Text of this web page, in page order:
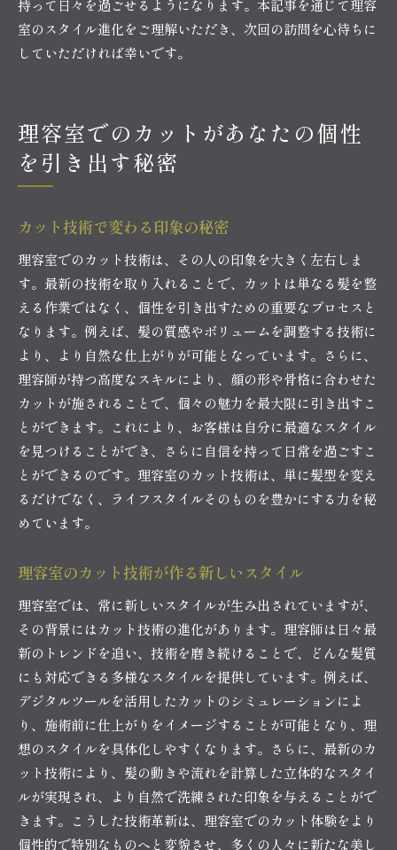
持って日々を過ごせるようになります。本記事を通じて理容
室のスタイル進化をご理解いただき、次回の訪問を心待ちに
していただければ幸いです。
理容室でのカットがあなたの個性
を引き出す秘密
カット技術で変わる印象の秘密
理容室でのカット技術は、その人の印象を大きく左右しま
す。最新の技術を取り入れることで、カットは単なる髪を整
える作業ではなく、個性を引き出すための重要なプロセスと
なります。例えば、髪の質感やボリュームを調整する技術に
より、より自然な仕上がりが可能となっています。さらに、
理容師が持つ高度なスキルにより、顔の形や骨格に合わせた
カットが施されることで、個々の魅力を最大限に引き出すこ
とができます。これにより、お客様は自分に最適なスタイル
を見つけることができ、さらに自信を持って日常を過ごすこ
とができるのです。理容室のカット技術は、単に髪型を変え
るだけでなく、ライフスタイルそのものを豊かにする力を秘
めています。
理容室のカット技術が作る新しいスタイル
理容室では、常に新しいスタイルが生み出されていますが、
その背景にはカット技術の進化があります。理容師は日々最
新のトレンドを追い、技術を磨き続けることで、どんな髪質
にも対応できる多様なスタイルを提供しています。例えば、
デジタルツールを活用したカットのシミュレーションによ
り、施術前に仕上がりをイメージすることが可能となり、理
想のスタイルを具体化しやすくなります。さらに、最新のカ
ット技術により、髪の動きや流れを計算した立体的なスタイ
ルが実現され、より自然で洗練された印象を与えることがで
きます。こうした技術革新は、理容室でのカット体験をより
個性的で特別なものへと変貌させ、多くの人々に新たな美し